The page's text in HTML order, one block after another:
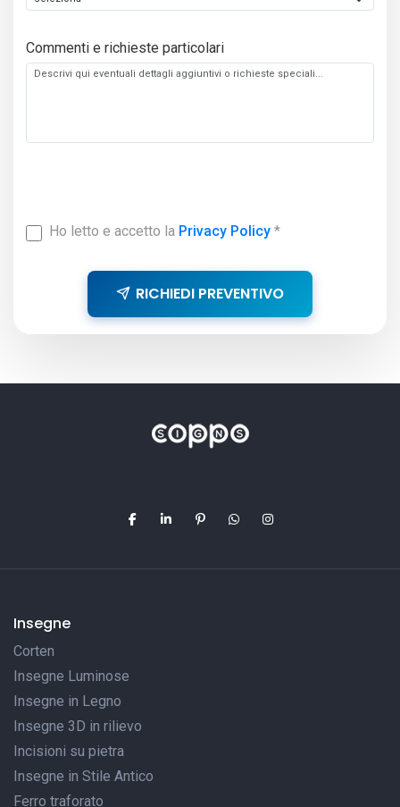
Commenti e richieste particolari
Ho letto e accetto la Privacy Policy*
RICHIEDI PREVENTIVO
Insegne
Corten
Insegne Luminose
Insegne in Legno
Insegne 3D in rilievo
Incisioni su pietra
Insegne in Stile Antico
Ferro traforato